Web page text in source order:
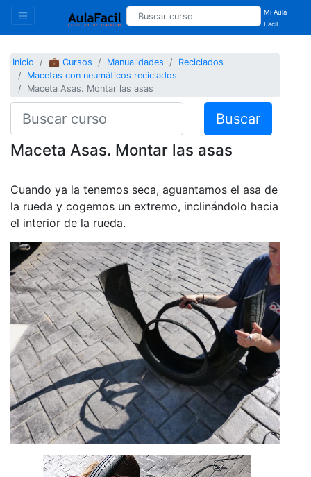
Mi Aula
Facil
Inicio 💼 Cursos Manualidades
Reciclados
Macetas con neumáticos reciclados
Maceta Asas. Montar las asas
Buscar
Maceta Asas. Montar las asas
Cuando ya la tenemos seca, aguantamos el asa de
la rueda y cogemos un extremo, inclinándolo hacia
el interior de la rueda.